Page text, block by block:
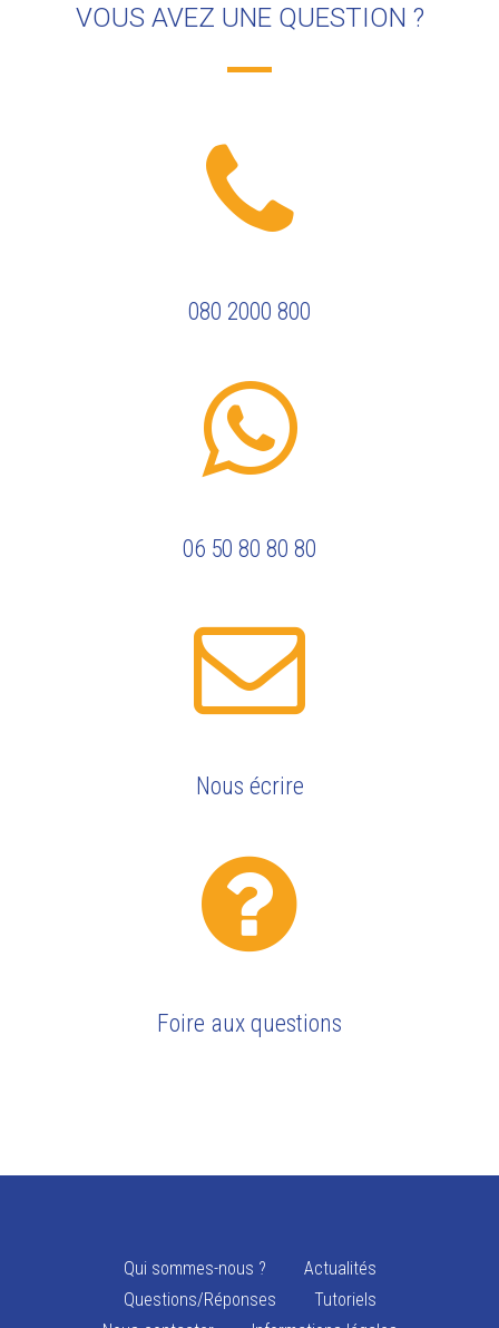
VOUS AVEZ UNE QUESTION ?
080 2000 800
06 50 80 80 80
Nous écrire
Foire aux questions
Qui sommes-nous ?
Actualités
Questions/Réponses
Tutoriels